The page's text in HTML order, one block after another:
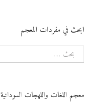
ابحث في مفردات المعجم
البحث
معجم اللغات واللهجات السودانية